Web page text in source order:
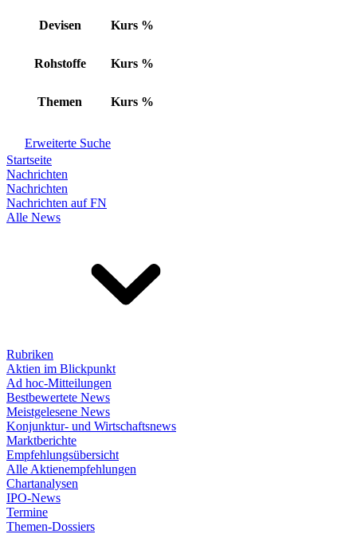
Devisen Kurs %
Rohstoffe Kurs %
Themen Kurs %
Erweiterte Suche
Startseite
Nachrichten
Nachrichten
Nachrichten auf FN
Alle News
Rubriken
Aktien im Blickpunkt
Ad hoc-Mitteilungen
Bestbewertete News
Meistgelesene News
Konjunktur- und Wirtschaftsnews
Marktberichte
Empfehlungsübersicht
Alle Aktienempfehlungen
Chartanalysen
IPO-News
Termine
Themen-Dossiers